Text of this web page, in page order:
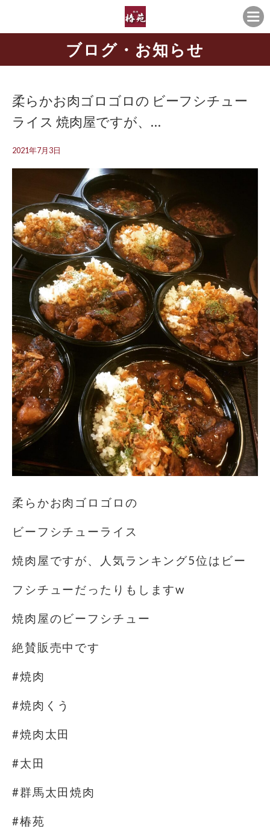
ブログ・お知らせ
柔らかお肉ゴロゴロの️ ビーフシチュー
ライス 焼肉屋ですが、…
2021年7月3日
柔らかお肉ゴロゴロの️
ビーフシチューライス
焼肉屋ですが、人気ランキング5位はビー
フシチューだったりもしますw
焼肉屋のビーフシチュー
絶賛販売中です
#焼肉
#焼肉くう
#焼肉太田
#太田
#群馬太田焼肉
#椿苑